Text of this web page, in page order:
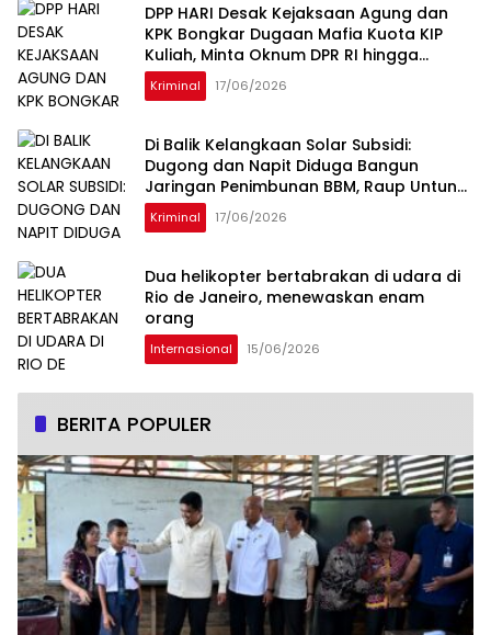
DPP HARI Desak Kejaksaan Agung dan
KPK Bongkar Dugaan Mafia Kuota KIP
Kuliah, Minta Oknum DPR RI hingga
Kampus Penerima Diperiksa
Kriminal 17/06/2026
Di Balik Kelangkaan Solar Subsidi:
Dugong dan Napit Diduga Bangun
Jaringan Penimbunan BBM, Raup Untung
Ratusan Juta Rupiah per Hari
Kriminal 17/06/2026
Dua helikopter bertabrakan di udara di
Rio de Janeiro, menewaskan enam
orang
Internasional 15/06/2026
BERITA POPULER